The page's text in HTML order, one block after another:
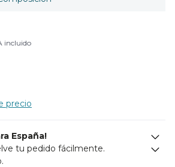
incluido
precio
España!
tu pedido fácilmente.